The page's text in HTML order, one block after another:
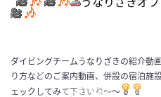
ダイビングチームうなりざきの紹介動
り方などのご案内動画、併設の宿泊施
ェックしてみて下さいね～～